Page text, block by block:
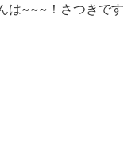
は~~~！さつきです